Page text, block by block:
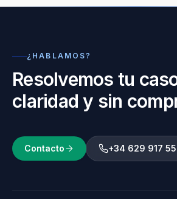
¿HABLAMOS?
Resolvemos tu
claridad y sin
Contacto +34 629 917